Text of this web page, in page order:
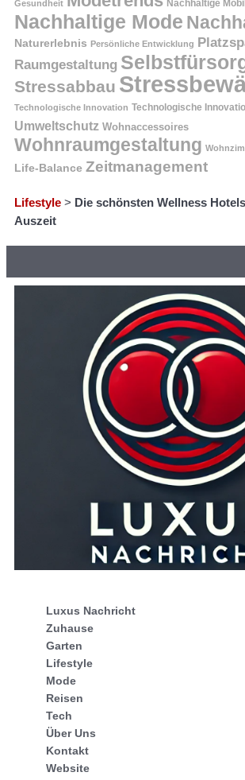
Gesundheit Nachhaltige
Nachhaltige Mode
Naturerlebnis Persönliche Entwicklung
Raumgestaltung
Stressabbau
Technologische Innovation Technologische
Umweltschutz Wohnaccessoires
Wohnraumgestaltung
Life-Balance Zeitmanagement
Lifestyle > Die schönsten Wellness
Auszeit
Luxus Nachricht
Zuhause
Garten
Lifestyle
Mode
Reisen
Tech
Über Uns
Kontakt
Website